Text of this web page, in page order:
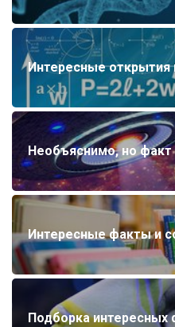
Интересные открытия
Необъяснимо, но факт
Интересные факты и
Подборка интересных